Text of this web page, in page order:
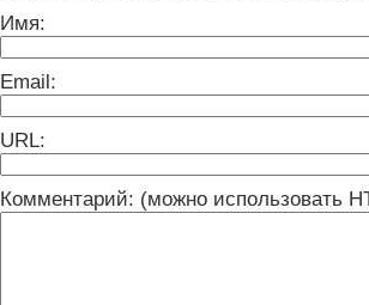
Имя:
Email:
URL:
Комментарий: (можно использовать